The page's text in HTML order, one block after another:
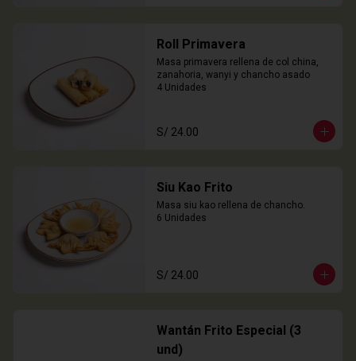
Roll Primavera
Masa primavera rellena de col china,
zanahoria, wanyi y chancho asado
4 Unidades
S/ 24.00
Siu Kao Frito
Masa siu kao rellena de chancho.
6 Unidades
S/ 24.00
Wantán Frito Especial (3
und)